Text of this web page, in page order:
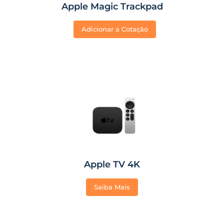
Apple Magic Trackpad
Adicionar a Cotação
Apple TV 4K
Saiba Mais